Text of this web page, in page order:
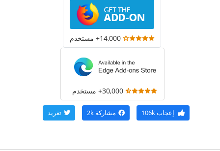
14,000+ مستخدم
30,000+ مستخدم
إعجاب106k مشاركة 2k تغريد